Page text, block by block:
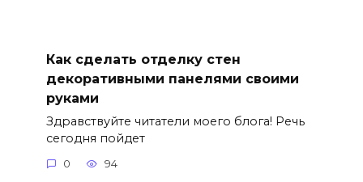
Как сделать отделку стен
декоративными панелями своими
руками
Здравствуйте читатели моего блога! Речь
сегодня пойдет
0 94